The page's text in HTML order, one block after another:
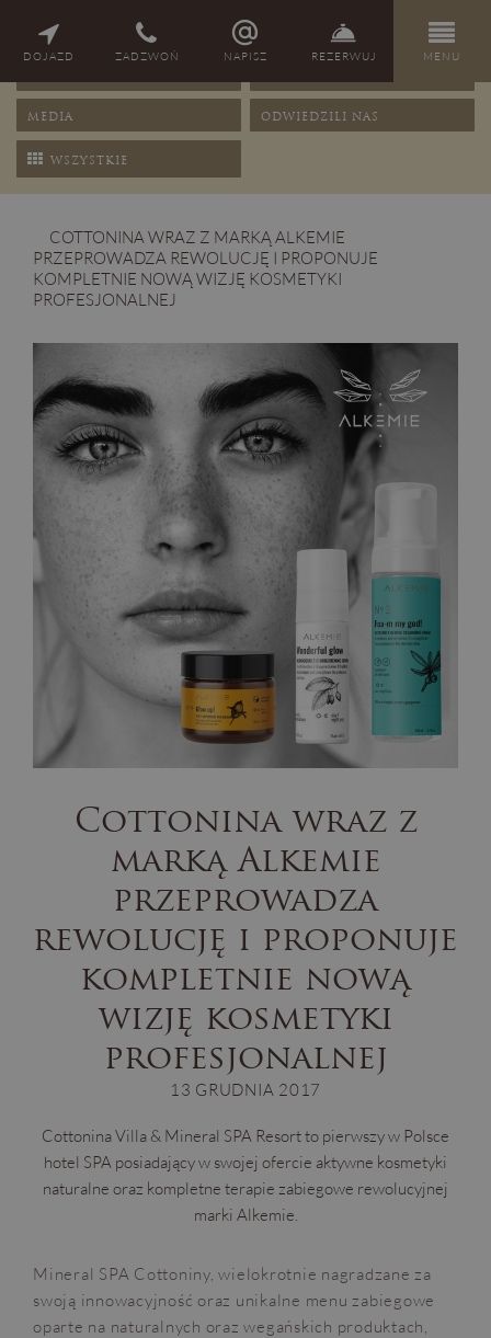
DOJAZD ZADZWOŃ NAPISZ REZERWUJ MENU
NAGRODY
MEDIA ODWIEDZILI NAS
WSZYSTKIE
COTTONINA WRAZ Z MARKĄ ALKEMIE
PRZEPROWADZA REWOLUCJĘ I PROPONUJE
KOMPLETNIE NOWĄ WIZJĘ KOSMETYKI
PROFESJONALNEJ
Cottonina wraz z
marką Alkemie
przeprowadza
rewolucję i proponuje
kompletnie nową
wizję kosmetyki
profesjonalnej
13 GRUDNIA 2017
Cottonina Villa & Mineral SPA Resort to pierwszy w Polsce
hotel SPA posiadający w swojej ofercie aktywne kosmetyki
naturalne oraz kompletne terapie zabiegowe rewolucyjnej
marki Alkemie.
Mineral SPA Cottoniny, wielokrotnie nagradzane za
swoją innowacyjność oraz unikalne menu zabiegowe
oparte na naturalnych oraz wegańskich produktach,